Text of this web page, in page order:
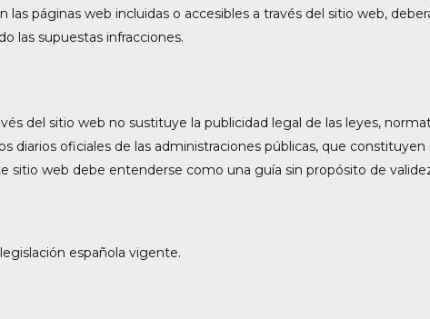
páginas web incluidas o accesibles a través del sitio web,
las supuestas infracciones.
del sitio web no sustituye la publicidad legal de las leyes,
diarios oficiales de las administraciones públicas, que
sitio web debe entenderse como una guía sin propósito de
española vigente.